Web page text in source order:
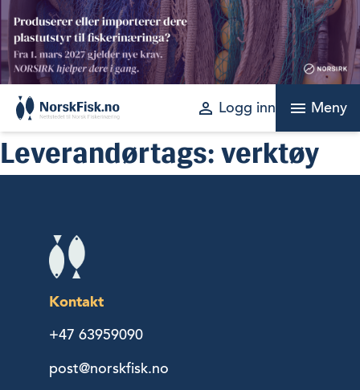
Skip
content
perm_identity Logg inn menu Meny
Leverandørtags: verktøy
Kontakt
+47 63959090
post@norskfisk.no